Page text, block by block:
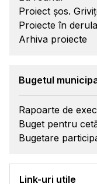
Proiect șos.
Proiecte în
Arhiva proiecte
Bugetul
Rapoarte de
Buget pentru
Bugetare
Link-uri utile